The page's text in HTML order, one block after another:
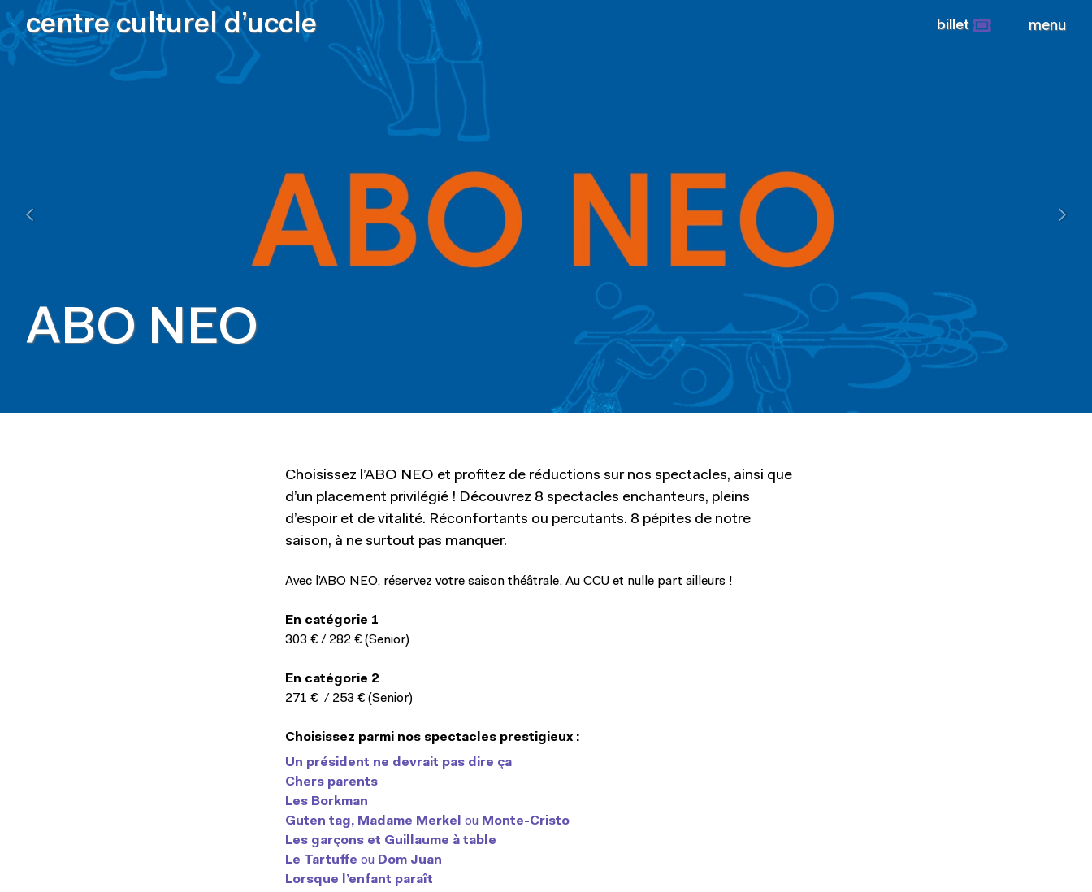
centre culturel d’uccle billet menu
ABO NEO
Choisissez l’ABO NEO et profitez de réductions sur nos spectacles, ainsi que
d’un placement privilégié ! Découvrez 8 spectacles enchanteurs, pleins
d’espoir et de vitalité. Réconfortants ou percutants. 8 pépites de notre
saison, à ne surtout pas manquer.
Avec l’ABO NEO, réservez votre saison théâtrale. Au CCU et nulle part ailleurs !
En catégorie 1
303 € / 282 € (Senior)
En catégorie 2
271 € / 253 € (Senior)
Choisissez parmi nos spectacles prestigieux :
Un président ne devrait pas dire ça
Chers parents
Les Borkman
Guten tag, Madame Merkel
ou Monte-Cristo
Les garçons et Guillaume à table
Le Tartuffe ou Dom Juan
Lorsque l’enfant paraît